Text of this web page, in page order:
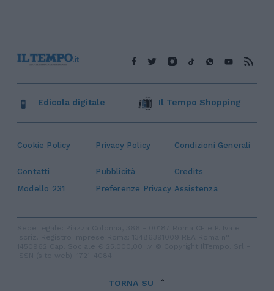
Cookie Policy Privacy Policy Condizioni Generali
Contatti Pubblicità
Credits
Modello 231
Preferenze Privacy Assistenza
Edicola digitale Il Tempo Shopping
TORNA SU